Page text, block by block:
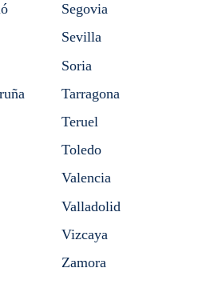
Segovia
Sevilla
Soria
Tarragona
Teruel
Toledo
Valencia
Valladolid
Vizcaya
Zamora